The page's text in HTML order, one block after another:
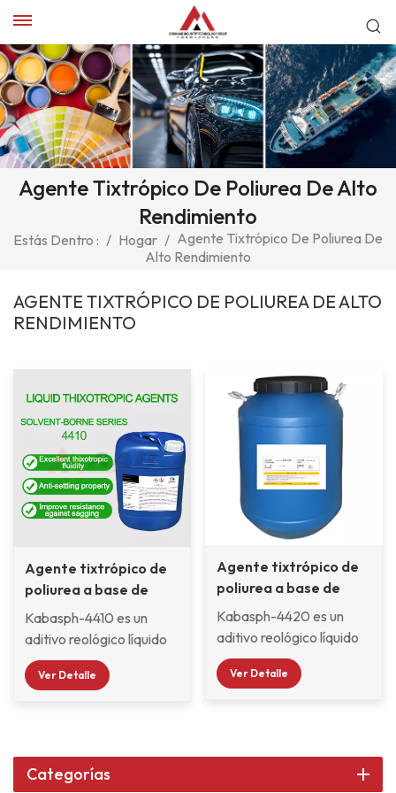
Agente Tixtrópico De Poliurea De Alto
Rendimiento
Estás Dentro : / Hogar / Agente Tixtrópico De Poliurea De
Alto Rendimiento
AGENTE TIXTRÓPICO DE POLIUREA DE ALTO
RENDIMIENTO
Agente tixtrópico de
poliurea a base de
disolvente 4410
Kabasph-4410 es un
aditivo reológico líquido
para recubrimientos de
polaridad media y sin
aditivo produce una muy
tixotrópico
Ver Detalle
Agente tixtrópico de
poliurea a base de
agua 4420
Kabasph-4420 es un
aditivo reológico líquido
para dispersiones y
emulsiones solubles en
antisedimentación. Este
Ver Detalle
Categorías